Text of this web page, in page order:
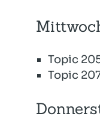
Topic
Topic